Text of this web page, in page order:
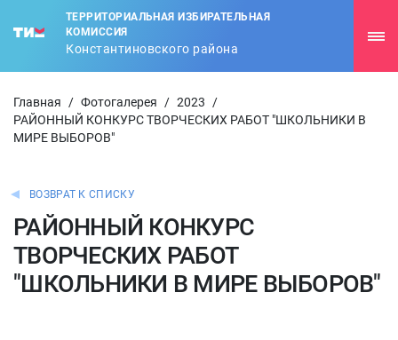
ТЕРРИТОРИАЛЬНАЯ ИЗБИРАТЕЛЬНАЯ
КОМИССИЯ
Константиновского района
Главная / Фотогалерея / 2023
/
РАЙОННЫЙ КОНКУРС ТВОРЧЕСКИХ РАБОТ "ШКОЛЬНИКИ В
МИРЕ ВЫБОРОВ"
ВОЗВРАТ К СПИСКУ
РАЙОННЫЙ КОНКУРС
ТВОРЧЕСКИХ РАБОТ
"ШКОЛЬНИКИ В МИРЕ ВЫБОРОВ"